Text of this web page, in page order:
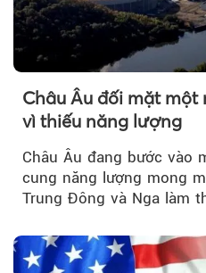
Châu Âu đối mặt một
vì thiếu năng lượng
Châu Âu đang bước vào
cung năng lượng mong
Trung Đông và Nga làm
lo ngại.